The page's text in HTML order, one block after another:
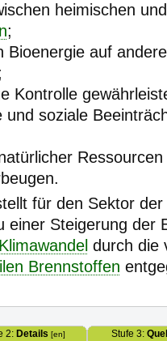
heimischen
;
Bioenergie auf
Kontrolle
und soziale
für den Sektor
einer Steigerung der
Klimawandel durch die
Brennstoffen
2: Details [en] Stufe 3: